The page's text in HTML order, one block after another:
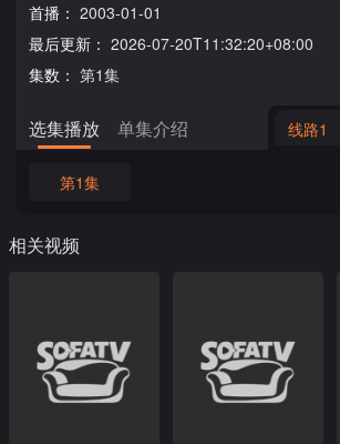
首播： 2003-01-01
最后更新： 2026-07-20T11:32:20+08:00
集数： 第1集
选集播放 单集介绍 线路1
第1集
相关视频